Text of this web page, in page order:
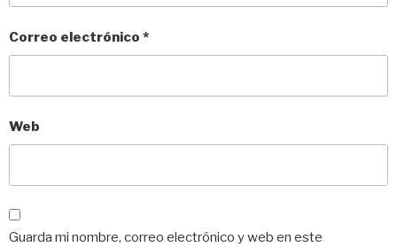
Correo electrónico *
Web
Guarda mi nombre, correo electrónico y web en este